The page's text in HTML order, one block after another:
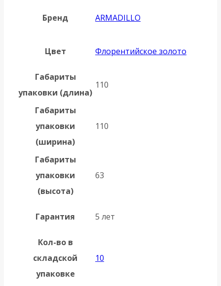
Бренд ARMADILLO
Цвет Флорентийское золото
Габариты
упаковки (длина)
110
Габариты
упаковки
(ширина)
110
Габариты
упаковки
(высота)
63
Гарантия 5 лет
Кол-во в
складской
упаковке
10